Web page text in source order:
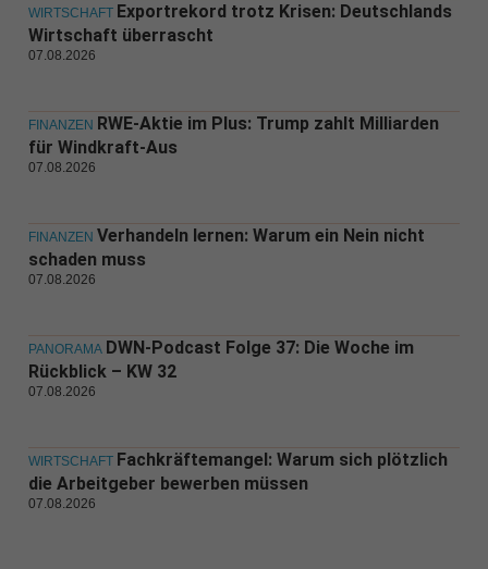
WIRTSCHAFT Exportrekord trotz Krisen: Deutschlands
Wirtschaft überrascht
07.08.2026
FINANZEN RWE-Aktie im Plus: Trump zahlt Milliarden
für Windkraft-Aus
07.08.2026
FINANZEN Verhandeln lernen: Warum ein Nein nicht
schaden muss
07.08.2026
PANORAMA DWN-Podcast Folge 37: Die Woche im
Rückblick – KW 32
07.08.2026
WIRTSCHAFT Fachkräftemangel: Warum sich plötzlich
die Arbeitgeber bewerben müssen
07.08.2026